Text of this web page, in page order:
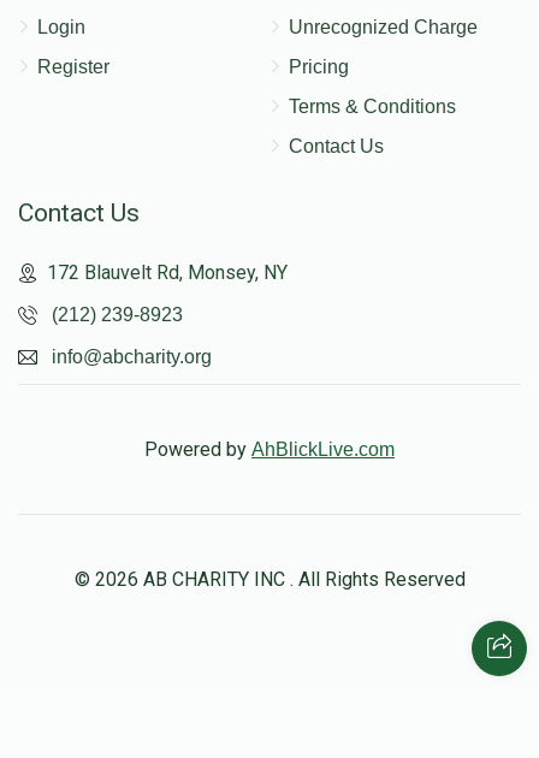
Login
Register
Unrecognized Charge
Pricing
Terms & Conditions
Contact Us
Contact Us
172 Blauvelt Rd, Monsey, NY
(212) 239-8923
info@abcharity.org
Powered by AhBlickLive.com
© 2026 AB CHARITY INC . All Rights Reserved